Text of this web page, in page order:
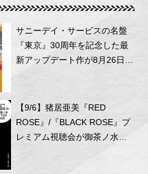
サニーデイ・サービスの名盤
『東京』30周年を記念した最
新アップデート作が8月26日に
リリース！
【9/6】猪居亜美『RED
ROSE』/『BLACK ROSE』プ
レミアム視聴会が御茶ノ水